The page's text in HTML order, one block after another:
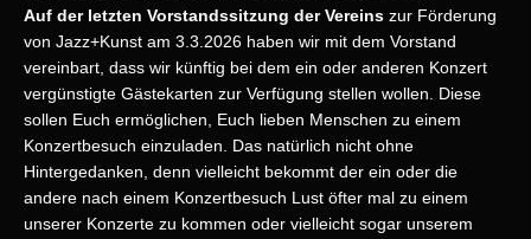
Auf der letzten Vorstandssitzung der Vereins zur Förderung
von Jazz+Kunst am 3.3.2026 haben wir mit dem Vorstand
vereinbart, dass wir künftig bei dem ein oder anderen Konzert
vergünstigte Gästekarten zur Verfügung stellen wollen. Diese
sollen Euch ermöglichen, Euch lieben Menschen zu einem
Konzertbesuch einzuladen. Das natürlich nicht ohne
Hintergedanken, denn vielleicht bekommt der ein oder die
andere nach einem Konzertbesuch Lust öfter mal zu einem
unserer Konzerte zu kommen oder vielleicht sogar unserem